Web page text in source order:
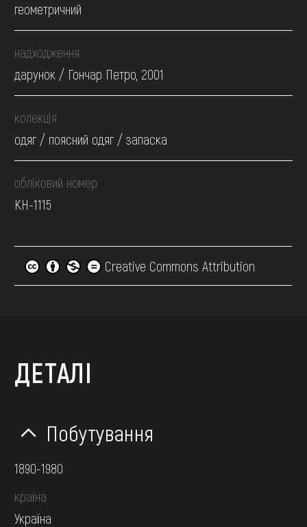
геометричний
надходження
дарунок / Гончар Петро, 2001
колекція
одяг / поясний одяг / запаска
обліковий номер
КН-1115
Creative Commons Attribution
ДЕТАЛІ
Побутування
1890-1980
країна
Україна